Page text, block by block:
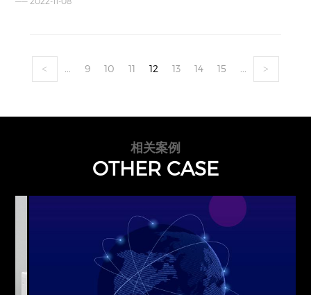
< ... 9 10 11 12 13 14 15 ... >
相关案例
OTHER CASE